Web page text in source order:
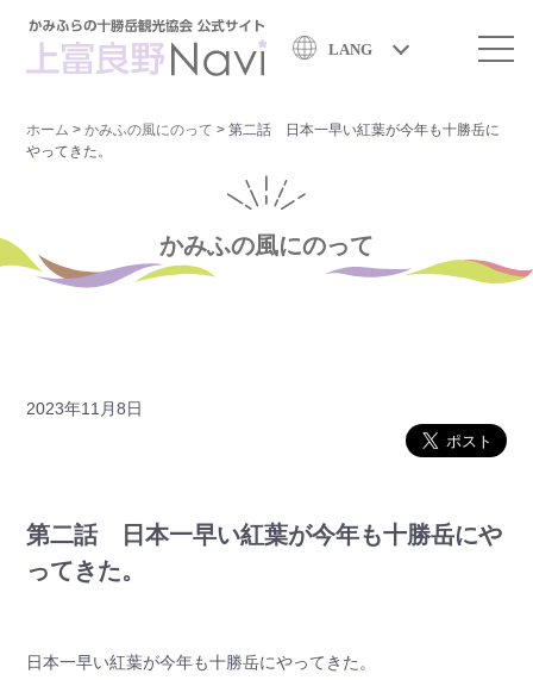
LANG
ホーム >かみふの風にのって >第二話 日本一早い紅葉が今年も十勝岳に
やってきた。
かみふの風にのって
2023年11月8日
第二話 日本一早い紅葉が今年も十勝岳にや
ってきた。
日本一早い紅葉が今年も十勝岳にやってきた。